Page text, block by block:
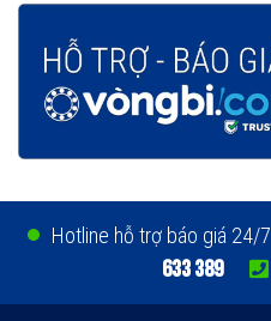
Hotline hỗ trợ báo giá 24/7
633 389